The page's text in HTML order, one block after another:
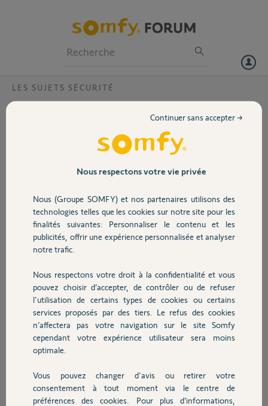
Volet
Sécurité
Domotique
Chauffage
Autres produits
Devis avec un pro
LES SUJETS SÉCURITÉ
Badge se déconnecte tout seul de la caméra
Je possède quatre badges Somfy qui sont connectés à la caméra
One+. Les badges fonctionnent normalement sans problème, mais
que les badges fonctionnent à nouveau, il est nécessaire de les
déconnecter puis de les reconnecter.
Auriez-vous une solution à ce problème ou une explication
concernant la cause de cette panne répétée ?
Merci d'avance pour votre aide.
Rayane
il y a presque 2 ans
Participer au fil de discussion
Réponses
Nous respectons votre vie privée
Nous (Groupe SOMFY) et nos partenaires utilisons des
technologies telles que les cookies sur notre site pour les
finalités suivantes: Personnaliser le contenu et les
publicités, offrir une expérience personnalisée et analyser
notre trafic.
Nous respectons votre droit à la confidentialité et vous
pouvez choisir d’accepter, de contrôler ou de refuser
l'utilisation de certains types de cookies ou certains
services proposés par des tiers. Le refus des cookies
n’affectera pas votre navigation sur le site Somfy
cependant votre expérience utilisateur sera moins
optimale.
Vous pouvez changer d'avis ou retirer votre
consentement à tout moment via le centre de
préférences des cookies. Pour plus d’informations,
Continuer sans accepter →